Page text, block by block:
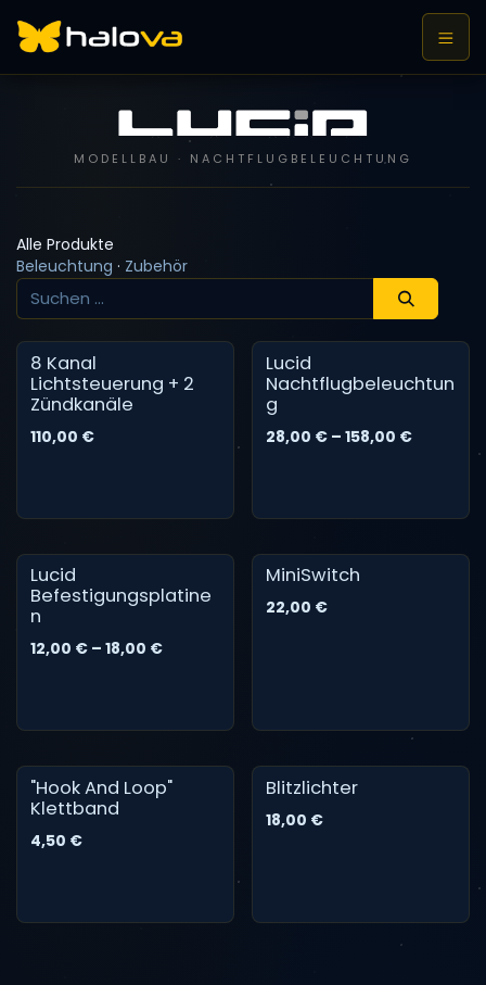
MODELLBAU · NACHTFLUGBELEUCHTUNG
Alle Produkte
Beleuchtung · Zubehör
8 Kanal
Lichtsteuerung + 2
Zündkanäle
110,00 €
Lucid
Nachtflugbeleuchtun
g
28,00 € – 158,00 €
Lucid
Befestigungsplatine
n
12,00 € – 18,00 €
MiniSwitch
22,00 €
"Hook And Loop"
Klettband
4,50 €
Blitzlichter
18,00 €